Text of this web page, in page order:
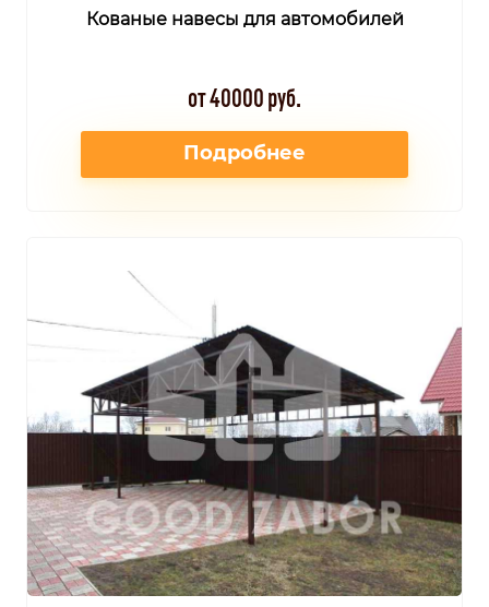
Кованые навесы для автомобилей
от 40000 руб.
Подробнее